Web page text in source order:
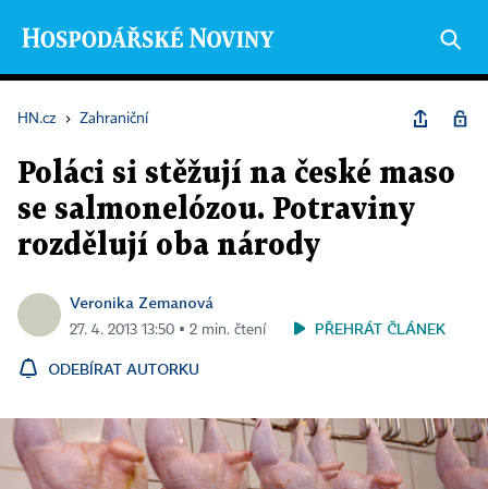
HN.cz › Zahraniční
Poláci si stěžují na české maso
se salmonelózou. Potraviny
rozdělují oba národy
Veronika Zemanová
27. 4. 2013 13:50 ▪ 2 min. čtení PŘEHRÁT ČLÁNEK
ODEBÍRAT AUTORKU